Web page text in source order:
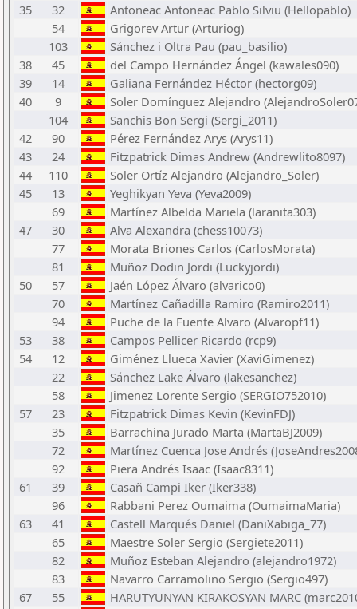
35
32
Antoneac Antoneac Pablo Silviu (Hellopablo)
54
Grigorev Artur (Arturiog)
103
Sánchez i Oltra Pau (pau_basilio)
38
45
del Campo Hernández Ángel (kawales090)
39
14
Galiana Fernández Héctor (hectorg09)
40
9
Soler Domínguez Alejandro
104
Sanchis Bon Sergi (Sergi_2011)
42
90
Pérez Fernández Arys (Arys11)
43
24
Fitzpatrick Dimas Andrew (Andrewlito8097)
44
110
Soler Ortíz Alejandro (Alejandro_Soler)
45
13
Yeghikyan Yeva (Yeva2009)
69
Martínez Albelda Mariela (laranita303)
47
30
Alva Alexandra (chess10073)
77
Morata Briones Carlos (CarlosMorata)
81
Muñoz Dodin Jordi (Luckyjordi)
50
57
Jaén López Álvaro (alvarico0)
70
Martínez Cañadilla Ramiro (Ramiro2011)
94
Puche de la Fuente Alvaro (Alvaropf11)
53
38
Campos Pellicer Ricardo (rcp9)
54
12
Giménez Llueca Xavier (XaviGimenez)
22
Sánchez Lake Álvaro (lakesanchez)
58
Jimenez Lorente Sergio (SERGIO752010)
57
23
Fitzpatrick Dimas Kevin (KevinFDJ)
35
Barrachina Jurado Marta (MartaBJ2009)
72
Martínez Cuenca Jose Andrés
92
Piera Andrés Isaac (Isaac8311)
61
39
Casañ Campi Iker (Iker338)
96
Rabbani Perez Oumaima (OumaimaMaria)
63
41
Castell Marqués Daniel (DaniXabiga_77)
65
Maestre Soler Sergio (Sergiete2011)
82
Muñoz Esteban Alejandro (alejandro1972)
83
Navarro Carramolino Sergio (Sergio497)
67
55
HARUTYUNYAN KIRAKOSYAN MARC